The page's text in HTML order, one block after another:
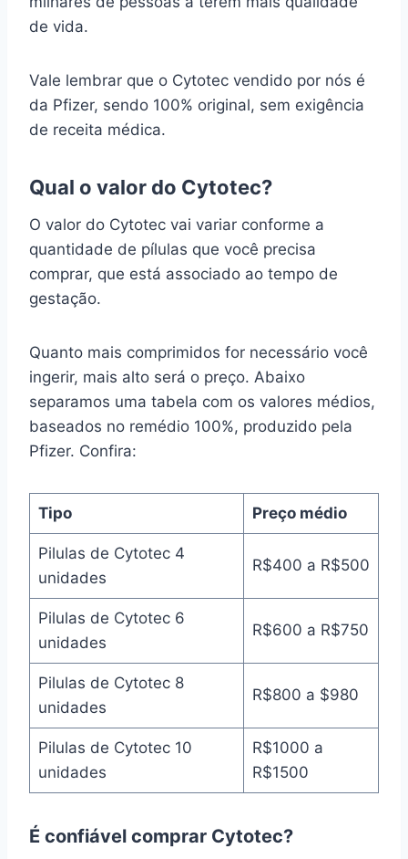
de vida.
Vale lembrar que o Cytotec vendido por nós é
da Pfizer, sendo 100% original, sem exigência
de receita médica.
Qual o valor do Cytotec?
O valor do Cytotec vai variar conforme a
quantidade de pílulas que você precisa
comprar, que está associado ao tempo de
gestação.
Quanto mais comprimidos for necessário você
ingerir, mais alto será o preço. Abaixo
separamos uma tabela com os valores médios,
baseados no remédio 100%, produzido pela
Pfizer. Confira:
Tipo Preço médio
Pilulas de Cytotec 4
unidades
R$400 a R$500
Pilulas de Cytotec 6
unidades
R$600 a R$750
Pilulas de Cytotec 8
unidades
R$800 a $980
Pilulas de Cytotec 10
unidades
R$1000 a
R$1500
É confiável comprar Cytotec?